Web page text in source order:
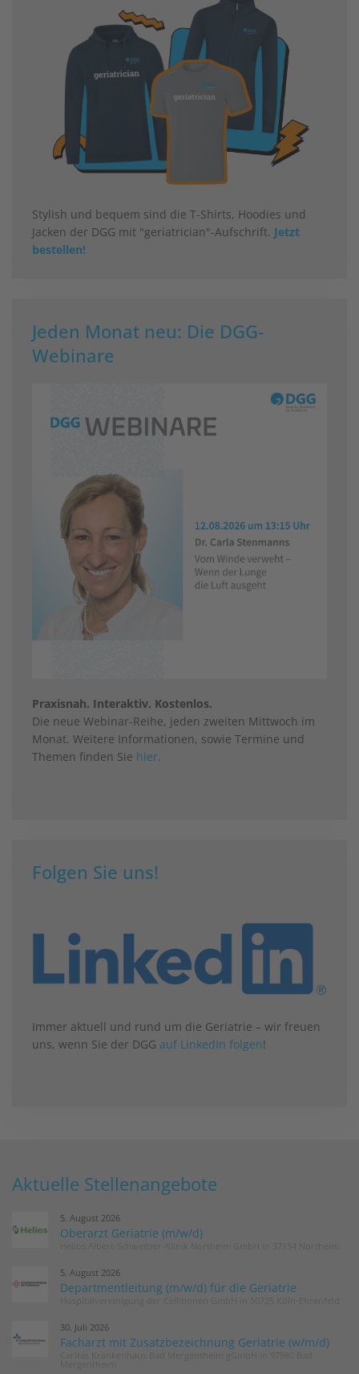
Stylish und bequem sind die T-Shirts, Hoodies und
Jacken der DGG mit "geriatrician"-Aufschrift. Jetzt
bestellen!
Jeden Monat neu: Die DGG-
Webinare
Praxisnah. Interaktiv. Kostenlos.
Die neue Webinar-Reihe, jeden zweiten Mittwoch im
Monat. Weitere Informationen, sowie Termine und
Themen finden Sie hier.
Folgen Sie uns!
Immer aktuell und rund um die Geriatrie – wir freuen
uns, wenn Sie der DGG auf LinkedIn folgen!
Aktuelle Stellenangebote
5. August 2026
Oberarzt Geriatrie (m/w/d)
5. August 2026
Departmentleitung (m/w/d) für die Geriatrie
30. Juli 2026
Facharzt mit Zusatzbezeichnung Geriatrie (w/m/d)